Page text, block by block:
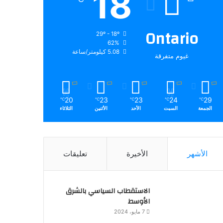
Ontario
غيوم متفرقة
62%
5.08 كيلومتر/ساعة
29
℃
الجمعة
24
℃
السبت
23
℃
الأحد
23
℃
الأثنين
20
℃
الثلاثاء
الأشهر الأخيرة تعليقات
الاستقطاب السياسي بالشرق
الأوسط
7 مايو، 2024